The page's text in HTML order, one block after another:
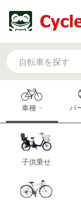
車種
子供乗せ
パ